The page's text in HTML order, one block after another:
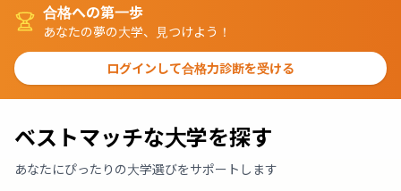
合格への第一歩
あなたの夢の大学、見つけよう！
ログインして合格力診断を受ける
ベストマッチな大学を探す
あなたにぴったりの大学選びをサポートします